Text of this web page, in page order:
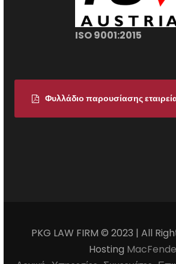
ISO 9001:2015
Φυλλάδιο παρουσίασης
PKG LAW FIRM © 2023 | All
Hosting